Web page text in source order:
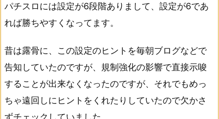
パチスロには設定が6段階ありまして、設定が6であ
れば勝ちやすくなってます。
昔は露骨に、この設定のヒントを毎朝ブログなどで
告知していたのですが、規制強化の影響で直接示唆
することが出来なくなったのですが、それでもめっ
ちゃ遠回しにヒントをくれたりしていたので欠かさ
ずチェックしていました。